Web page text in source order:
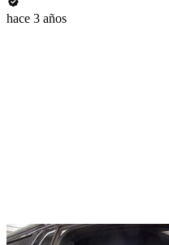
hace 3 años